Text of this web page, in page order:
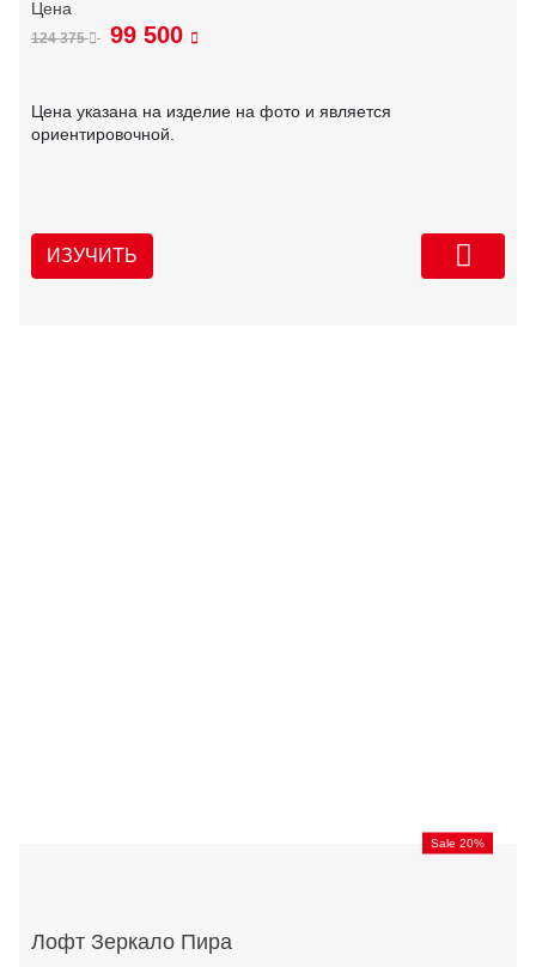
124 375 99 500
Цена указана на изделие на фото и является
ориентировочной.
ИЗУЧИТЬ
Sale 20%
Лофт Зеркало Пира